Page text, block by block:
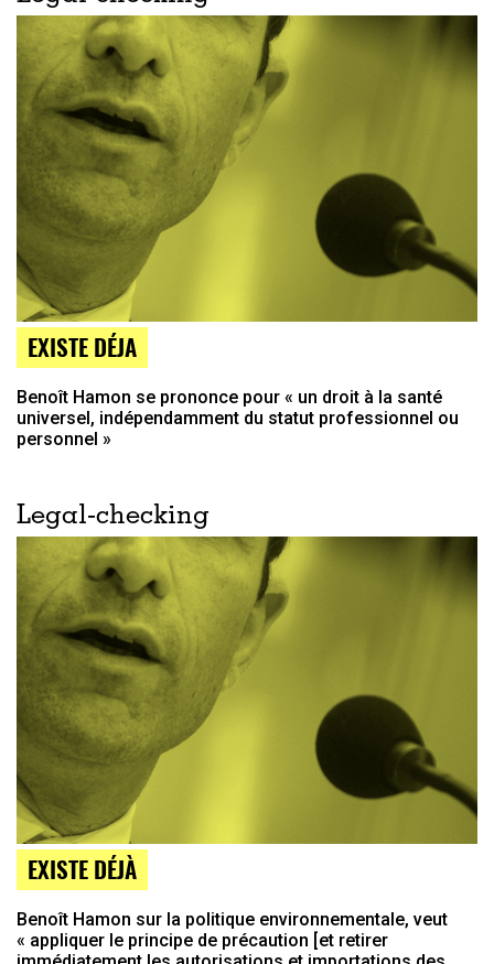
EXISTE DÉJA
Benoît Hamon se prononce pour « un droit à la santé
universel, indépendamment du statut professionnel ou
personnel »
Legal-checking
EXISTE DÉJÀ
Benoît Hamon sur la politique environnementale, veut
« appliquer le principe de précaution [et retirer